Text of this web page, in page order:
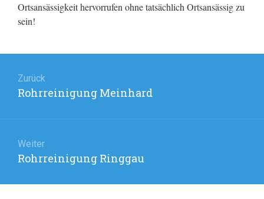
Ortsansässigkeit hervorrufen ohne tatsächlich Ortsansässig zu
sein!
Zurück
Vorheriger
Rohrreinigung Meinhard
Weiter
Nächster
Rohrreinigung Ringgau